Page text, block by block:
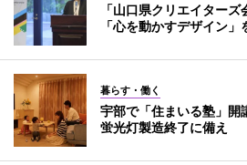
「山口県クリエイター
「心を動かすデザイン」
暮らす・働く
宇部で「住まいる塾」開
蛍光灯製造終了に備え